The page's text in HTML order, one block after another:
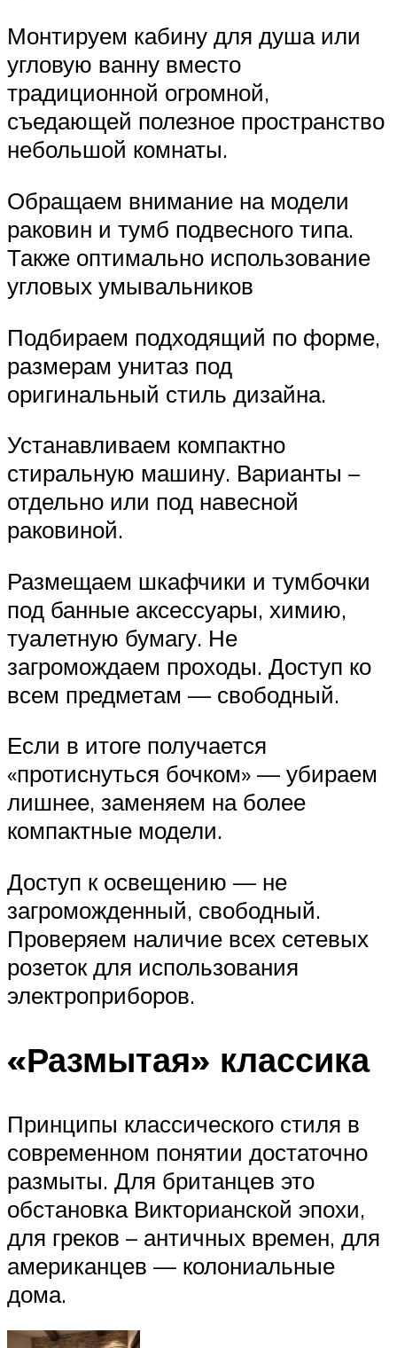
Монтируем кабину для душа или
угловую ванну вместо
традиционной огромной,
съедающей полезное пространство
небольшой комнаты.
Обращаем внимание на модели
раковин и тумб подвесного типа.
Также оптимально использование
угловых умывальников
Подбираем подходящий по форме,
размерам унитаз под
оригинальный стиль дизайна.
Устанавливаем компактно
стиральную машину. Варианты –
отдельно или под навесной
раковиной.
Размещаем шкафчики и тумбочки
под банные аксессуары, химию,
туалетную бумагу. Не
загромождаем проходы. Доступ ко
всем предметам — свободный.
Если в итоге получается
«протиснуться бочком» — убираем
лишнее, заменяем на более
компактные модели.
Доступ к освещению — не
загроможденный, свободный.
Проверяем наличие всех сетевых
розеток для использования
электроприборов.
«Размытая» классика
Принципы классического стиля в
современном понятии достаточно
размыты. Для британцев это
обстановка Викторианской эпохи,
для греков – античных времен, для
американцев — колониальные
дома.